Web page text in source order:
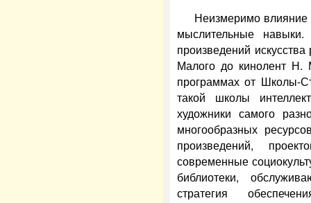
Неизмеримо влияние
мыслительные
произведений
Малого до кинолент Н.
программах от Школы-
такой школы
художники самого
многообразных
произведений,
современные
библиотеки,
стратегия